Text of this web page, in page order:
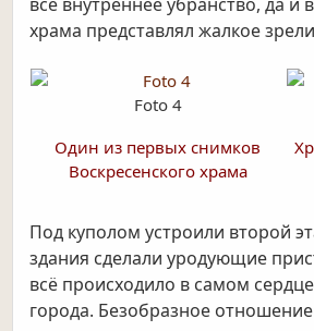
храма представлял жалкое
Foto 4
Один из первых снимков
Воскресенского храма
Под куполом устроили второй
здания сделали уродующие
всё происходило в самом
города. Безобразное